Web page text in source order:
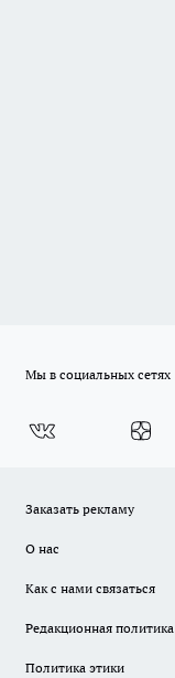
Мы в социальных сетях
Заказать рекламу
О нас
Как с нами связаться
Редакционная политика
Политика этики